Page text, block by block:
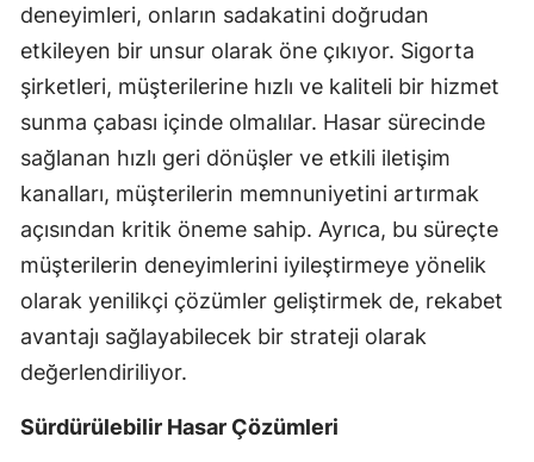
deneyimleri, onların sadakatini doğrudan
etkileyen bir unsur olarak öne çıkıyor. Sigorta
şirketleri, müşterilerine hızlı ve kaliteli bir hizmet
sunma çabası içinde olmalılar. Hasar sürecinde
sağlanan hızlı geri dönüşler ve etkili iletişim
kanalları, müşterilerin memnuniyetini artırmak
açısından kritik öneme sahip. Ayrıca, bu süreçte
müşterilerin deneyimlerini iyileştirmeye yönelik
olarak yenilikçi çözümler geliştirmek de, rekabet
avantajı sağlayabilecek bir strateji olarak
değerlendiriliyor.
Sürdürülebilir Hasar Çözümleri